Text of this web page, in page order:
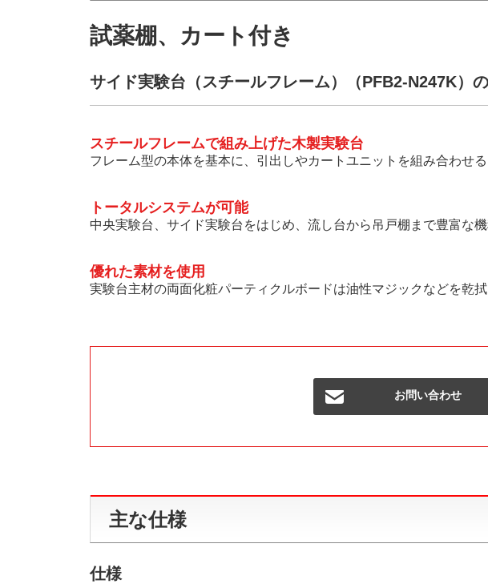
試薬棚、カート付き
サイド実験台（スチールフレーム）（PFB2-N247K）
スチールフレームで組み上げた木製実験台
フレーム型の本体を基本に、引出しやカートユニットを組み合わせ
トータルシステムが可能
中央実験台、サイド実験台をはじめ、流し台から吊戸棚まで豊富な
優れた素材を使用
実験台主材の両面化粧パーティクルボードは油性マジックなどを乾
お問い合わせ
主な仕様
仕様